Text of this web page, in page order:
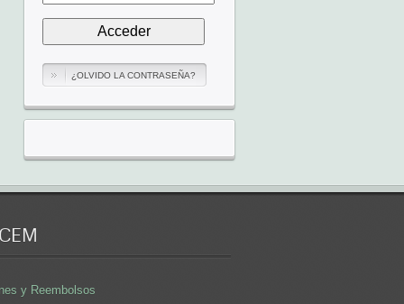
¿OLVIDO LA CONTRASEÑA?
y Reembolsos